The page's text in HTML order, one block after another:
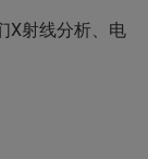
X射线分析、电